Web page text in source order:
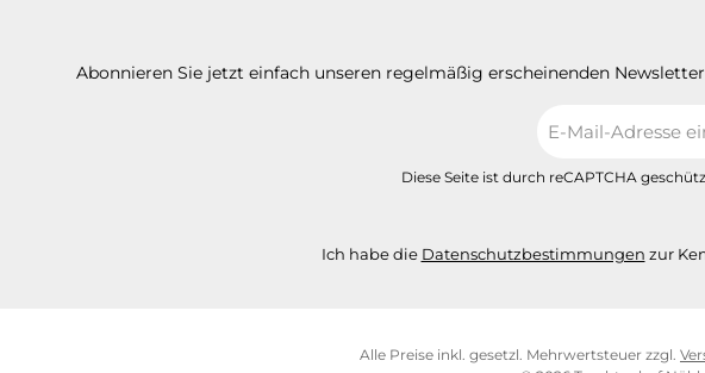
Abonnieren Sie jetzt einfach unseren regelmäßig erscheinenden
Mail-
Adresse
Diese Seite ist durch reCAPTCHA
Ich habe die Datenschutzbestimmungen zur
Alle Preise inkl. gesetzl. Mehrwertsteuer zzgl.